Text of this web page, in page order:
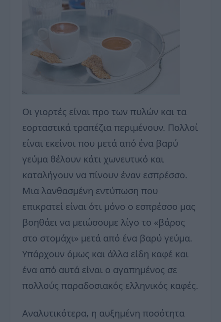
Οι γιορτές είναι προ των πυλών και τα
εορταστικά τραπέζια περιμένουν. Πολλοί
είναι εκείνοι που μετά από ένα βαρύ
γεύμα θέλουν κάτι χωνευτικό και
καταλήγουν να πίνουν έναν εσπρέσσο.
Μια λανθασμένη εντύπωση που
επικρατεί είναι ότι μόνο ο εσπρέσσο μας
βοηθάει να μειώσουμε λίγο το «βάρος
στο στομάχι» μετά από ένα βαρύ γεύμα.
Υπάρχουν όμως και άλλα είδη καφέ και
ένα από αυτά είναι ο αγαπημένος σε
πολλούς παραδοσιακός ελληνικός καφές.
Αναλυτικότερα, η αυξημένη ποσότητα